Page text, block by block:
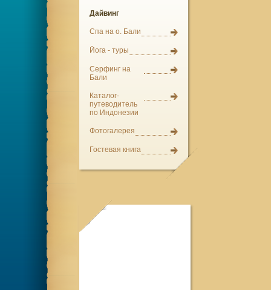
Дайвинг
Спа на о. Бали
Йога - туры
Серфинг на
Бали
Каталог-
путеводитель
по Индонезии
Фотогалерея
Гостевая книга